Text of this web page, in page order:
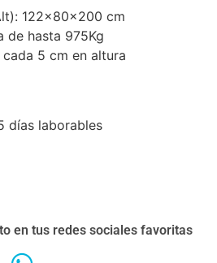
122x80x200 cm
de hasta 975Kg
5 cm en altura
días laborables
en tus redes sociales favoritas